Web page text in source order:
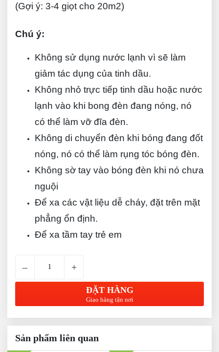
(Gợi ý: 3-4 giọt cho 20m2)
Chú ý:
Không sử dụng nước lạnh vì sẽ làm
giảm tác dụng của tinh dầu.
Không nhỏ trực tiếp tinh dầu hoặc nước
lạnh vào khi bong đèn đang nóng, nó
có thể làm vỡ đĩa đèn.
Không di chuyển đèn khi bóng đang đốt
nóng, nó có thể làm rụng tóc bóng đèn.
Không sờ tay vào bóng đèn khi nó chưa
nguội
Để xa các vật liệu dễ cháy, đặt trên mặt
phẳng ổn định.
Để xa tầm tay trẻ em
– +
ĐẶT HÀNG
Giao hàng tận nơi
Sản phẩm liên quan